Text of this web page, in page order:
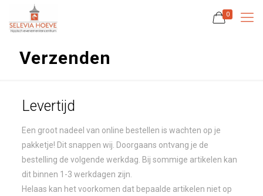
0
Verzenden
Levertijd
Een groot nadeel van online bestellen is wachten op je
pakketje! Dit snappen wij. Doorgaans ontvang je de
bestelling de volgende werkdag. Bij sommige artikelen kan
dit binnen 1-3 werkdagen zijn.
Helaas kan het voorkomen dat bepaalde artikelen niet op